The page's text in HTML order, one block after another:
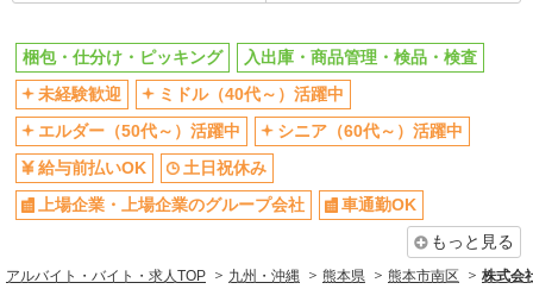
梱包・仕分け・ピッキング
入出庫・商品管理・検品・検査
未経験歓迎
ミドル（40代～）活躍中
エルダー（50代～）活躍中
シニア（60代～）活躍中
給与前払いOK
土日祝休み
上場企業・上場企業のグループ会社
車通勤OK
もっと見る
アルバイト・バイト・求人TOP 九州・沖縄 熊本県 熊本市南区 株式会